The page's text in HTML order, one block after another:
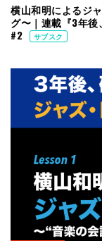
横山和明によるジ
グ〜｜連載『3年後
#2
サブスク